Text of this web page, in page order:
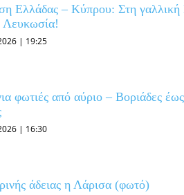
Ελλάδας – Κύπρου: Στη
| 19:25
φωτιές από αύριο – Βοριάδες
| 16:30
άδειας η Λάρισα (φωτό)